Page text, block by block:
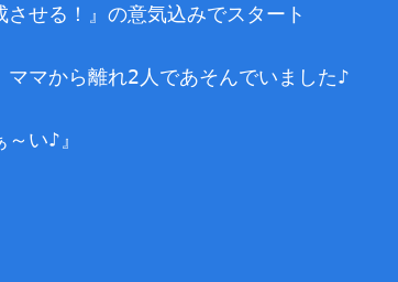
せる！』の意気込みでスタート
マから離れ2人であそんでいました♪
い♪』